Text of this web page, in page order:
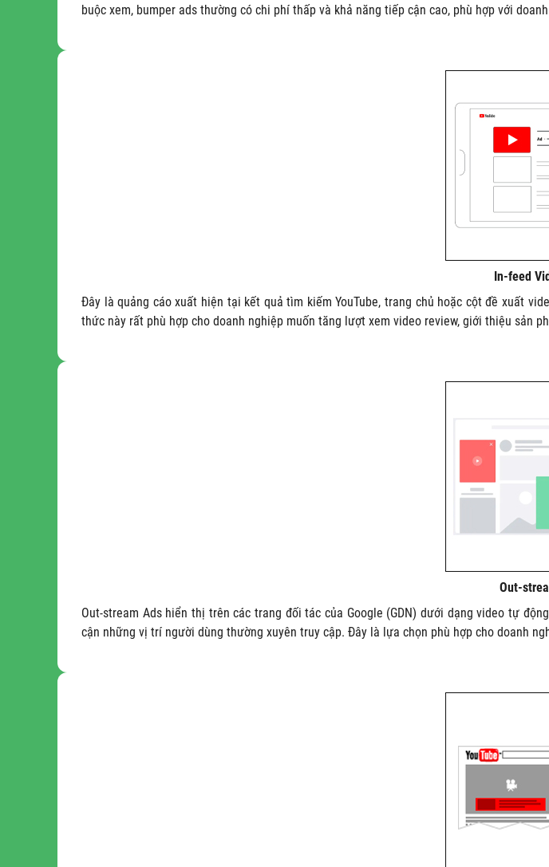
buộc xem, bumper ads thường có chi phí thấp và khả năng tiếp cận cao, phù hợp với
In-feed
Đây là quảng cáo xuất hiện tại kết quả tìm kiếm YouTube, trang chủ hoặc cột đề xuất
thức này rất phù hợp cho doanh nghiệp muốn tăng lượt xem video review, giới thiệu sản
Out-
Out-stream Ads hiển thị trên các trang đối tác của Google (GDN) dưới dạng video tự
cận những vị trí người dùng thường xuyên truy cập. Đây là lựa chọn phù hợp cho doanh